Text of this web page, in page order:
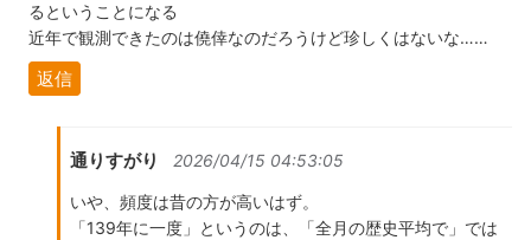
るということになる
近年で観測できたのは僥倖なのだろうけど珍しくはないな……
返信
通りすがり 2026/04/15 04:53:05
いや、頻度は昔の方が高いはず。
「139年に一度」というのは、「全月の歴史平均で」では